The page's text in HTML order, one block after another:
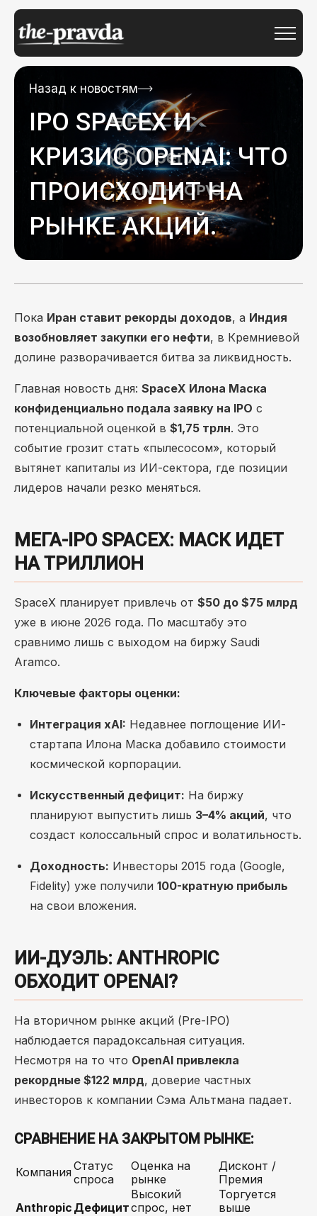
Назад к новостям
IPO SPACEX И
КРИЗИС OPENAI: ЧТО
ПРОИСХОДИТ НА
РЫНКЕ АКЦИЙ.
Пока Иран ставит рекорды доходов, а Индия
возобновляет закупки его нефти, в Кремниевой
долине разворачивается битва за ликвидность.
Главная новость дня: SpaceX Илона Маска
конфиденциально подала заявку на IPO с
потенциальной оценкой в $1,75 трлн. Это
событие грозит стать «пылесосом», который
вытянет капиталы из ИИ-сектора, где позиции
лидеров начали резко меняться.
МЕГА-IPO SPACEX: МАСК ИДЕТ
НА ТРИЛЛИОН
SpaceX планирует привлечь от $50 до $75 млрд
уже в июне 2026 года. По масштабу это
сравнимо лишь с выходом на биржу Saudi
Aramco.
Ключевые факторы оценки:
Интеграция xAI: Недавнее поглощение ИИ-
стартапа Илона Маска добавило стоимости
космической корпорации.
Искусственный дефицит: На биржу
планируют выпустить лишь 3–4% акций, что
создаст колоссальный спрос и волатильность.
Доходность: Инвесторы 2015 года (Google,
Fidelity) уже получили 100-кратную прибыль
на свои вложения.
ИИ-ДУЭЛЬ: ANTHROPIC
ОБХОДИТ OPENAI?
На вторичном рынке акций (Pre-IPO)
наблюдается парадоксальная ситуация.
Несмотря на то что OpenAI привлекла
рекордные $122 млрд, доверие частных
инвесторов к компании Сэма Альтмана падает.
СРАВНЕНИЕ НА ЗАКРЫТОМ РЫНКЕ:
КомпанияСтатус
спроса
Оценка на
рынке
Дисконт /
Премия
Anthropic Дефицит
Высокий
спрос, нет
Торгуется
выше